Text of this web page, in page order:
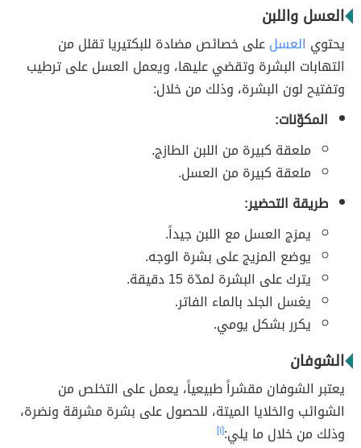
العسل واللبن
يحتوي العسلعلى خصائص مضادة للبكتيريا تقلل من
التهابات البشرة وتقضي عليها، ويعمل العسل على ترطيب
وتفتيح لون البشرة، وذلك من خلال:
المكوّنات:
ملعقة كبيرة من اللبن الطازج.
ملعقة كبيرة من العسل.
طريقة التحضير:
يمزج العسل مع اللبن جيداً.
يوضع المزيج على بشرة الوجه.
يترك على البشرة لمدّة 15 دقيقة.
يغسل الجلد بالماء الفاتر.
يكرر بشكل يومي.
الشوفان
يعتبر الشوفان مقشراً طبيعياً، يعمل على التخلص من
الشوائب والخلايا الميتة، للحصول على بشرة مشرقة ونضرة،
وذلك من خلال ما يلي:[١]